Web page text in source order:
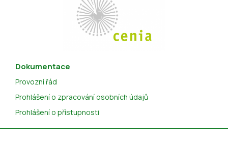
Dokumentace
Provozní řád
Prohlášení o zpracování osobních údajů
Prohlášení o přístupnosti